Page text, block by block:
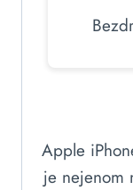
Apple
je nejenom